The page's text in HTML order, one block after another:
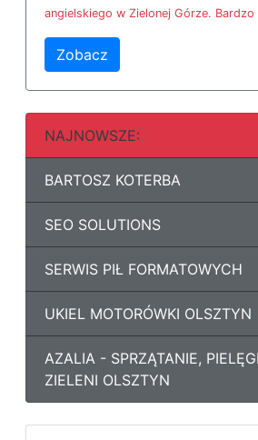
angielskiego w Zielonej Górze. Bardzo
Zobacz
NAJNOWSZE:
BARTOSZ KOTERBA
SEO SOLUTIONS
SERWIS PIŁ FORMATOWYCH
UKIEL MOTORÓWKI OLSZTYN
AZALIA - SPRZĄTANIE,
ZIELENI OLSZTYN